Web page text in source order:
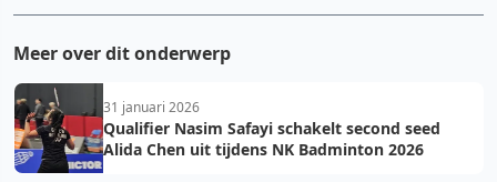
Meer over dit onderwerp
31 januari 2026
Qualifier Nasim Safayi schakelt second seed
Alida Chen uit tijdens NK Badminton 2026